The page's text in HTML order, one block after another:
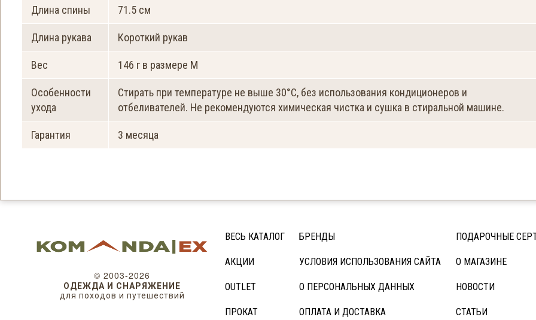
Длина спины 71.5 см
Длина рукава Короткий рукав
Вес 146 г в размере М
Особенности
ухода
Стирать при температуре не выше 30°C, без использования кондиционеров и
отбеливателей. Не рекомендуются химическая чистка и сушка в стиральной машине.
Гарантия 3 месяца
© 2003-2026
ОДЕЖДА И СНАРЯЖЕНИЕ
для походов и путешествий
ВЕСЬ КАТАЛОГ
АКЦИИ
OUTLET
ПРОКАТ
БРЕНДЫ
УСЛОВИЯ ИСПОЛЬЗОВАНИЯ САЙТА
О ПЕРСОНАЛЬНЫХ ДАННЫХ
ОПЛАТА И ДОСТАВКА
ПОДАРОЧНЫЕ
О МАГАЗИНЕ
НОВОСТИ
СТАТЬИ